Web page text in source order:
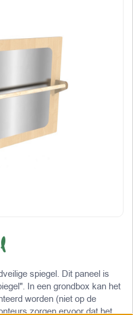
spiegel. Dit paneel is
In een grondbox kan het
worden (niet op de
zorgen ervoor dat het